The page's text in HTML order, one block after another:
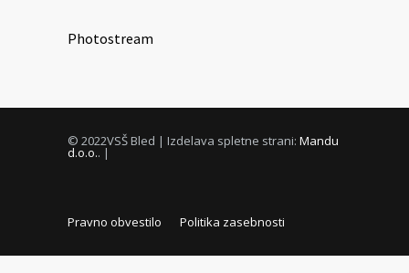
Photostream
© 2022VSŠ Bled | Izdelava spletne strani: Mandu
d.o.o.. |
Pravno obvestilo Politika zasebnosti